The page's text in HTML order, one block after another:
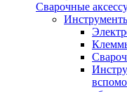
Сварочные